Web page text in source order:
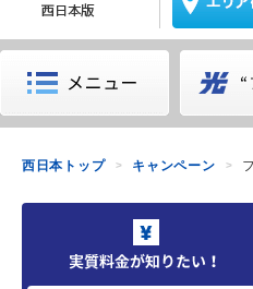
西日本トップ キャンペーン